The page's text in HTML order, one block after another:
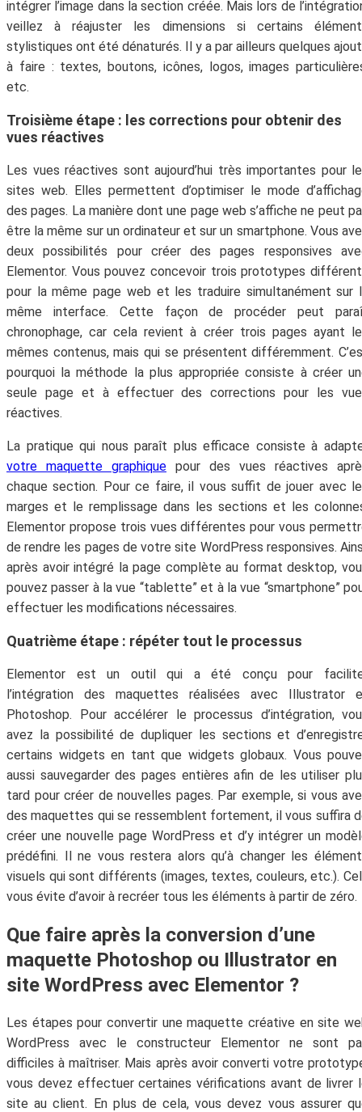
intégrer l’image dans la section créée. Mais lors de
veillez à réajuster les dimensions si certains
stylistiques ont été dénaturés. Il y a par ailleurs quelques
à faire : textes, boutons, icônes, logos, images
etc.
Troisième étape : les corrections pour obtenir des
vues réactives
Les vues réactives sont aujourd’hui très importantes pour
sites web. Elles permettent d’optimiser le mode
des pages. La manière dont une page web s’affiche ne peut
être la même sur un ordinateur et sur un smartphone. Vous
deux possibilités pour créer des pages responsives
Elementor. Vous pouvez concevoir trois prototypes
pour la même page web et les traduire simultanément sur
même interface. Cette façon de procéder peut
chronophage, car cela revient à créer trois pages ayant
mêmes contenus, mais qui se présentent différemment.
pourquoi la méthode la plus appropriée consiste à créer
seule page et à effectuer des corrections pour les
réactives.
La pratique qui nous paraît plus efficace consiste à
votre maquette graphique pour des vues réactives
chaque section. Pour ce faire, il vous suffit de jouer avec
marges et le remplissage dans les sections et les
Elementor propose trois vues différentes pour vous
de rendre les pages de votre site WordPress responsives.
après avoir intégré la page complète au format desktop,
pouvez passer à la vue “tablette” et à la vue “smartphone”
effectuer les modifications nécessaires.
Quatrième étape : répéter tout le processus
Elementor est un outil qui a été conçu pour
l’intégration des maquettes réalisées avec Illustrator
Photoshop. Pour accélérer le processus d’intégration,
avez la possibilité de dupliquer les sections et
certains widgets en tant que widgets globaux. Vous
aussi sauvegarder des pages entières afin de les utiliser
tard pour créer de nouvelles pages. Par exemple, si vous
des maquettes qui se ressemblent fortement, il vous suffira
créer une nouvelle page WordPress et d’y intégrer un
prédéfini. Il ne vous restera alors qu’à changer les
visuels qui sont différents (images, textes, couleurs, etc.).
vous évite d’avoir à recréer tous les éléments à partir de zéro.
Que faire après la conversion d’une
maquette Photoshop ou Illustrator en
site WordPress avec Elementor ?
Les étapes pour convertir une maquette créative en site
WordPress avec le constructeur Elementor ne sont
difficiles à maîtriser. Mais après avoir converti votre
vous devez effectuer certaines vérifications avant de livrer
site au client. En plus de cela, vous devez vous assurer
Abonne-toi à la Newsletter
!
Inscris-toi gratuitement à la Newsletter pour
génial et t'aider à faire prospérer ton
entreprise.
Votre adresse email ne sera jamais divulguée ou
revendue. Vous pouvez vous désinscrire à tout
moment.